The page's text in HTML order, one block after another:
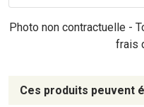
Photo non contractuelle -
frais
Ces produits peuvent